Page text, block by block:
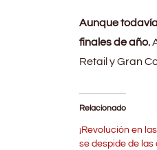
Aunque
finales de año.
Retail y Gran
Relacionado
¡Revolución en
se despide de las